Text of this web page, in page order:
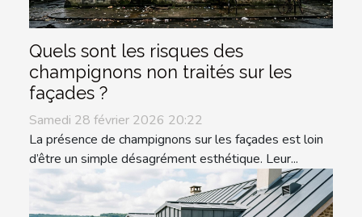
Quels sont les risques des
champignons non traités sur les
façades ?
Samedi 28 février 2026 20:22
La présence de champignons sur les façades est loin
d’être un simple désagrément esthétique. Leur...